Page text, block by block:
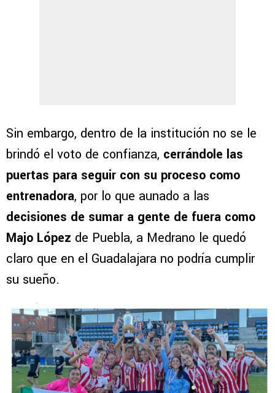
Sin embargo, dentro de la institución no se le
brindó el voto de confianza, cerrándole las
puertas para seguir con su proceso como
entrenadora, por lo que aunado a las
decisiones de sumar a gente de fuera como
Majo López de Puebla, a Medrano le quedó
claro que en el Guadalajara no podría cumplir
su sueño.